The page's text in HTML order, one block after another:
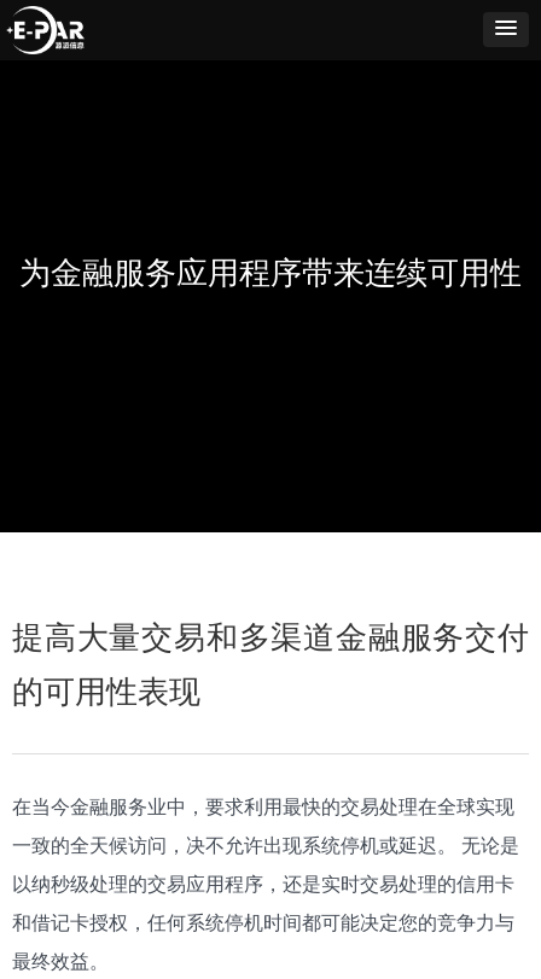
为金融服务应用程序带来连续可用性
提高大量交易和多渠道金融服务交付
的可用性表现
在当今金融服务业中，要求利用最快的交易处理在全球实现
一致的全天候访问，决不允许出现系统停机或延迟。 无论是
以纳秒级处理的交易应用程序，还是实时交易处理的信用卡
和借记卡授权，任何系统停机时间都可能决定您的竞争力与
最终效益。